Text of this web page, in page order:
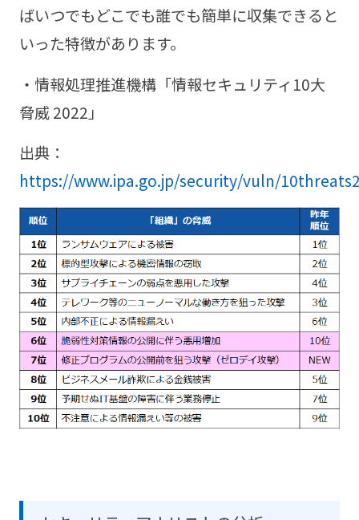
ばいつでもどこでも誰でも簡単に収集できると
いった特徴があります。
・情報処理推進機構「情報セキュリティ10大
脅威 2022」
出典：
https://www.ipa.go.jp/security/vuln/